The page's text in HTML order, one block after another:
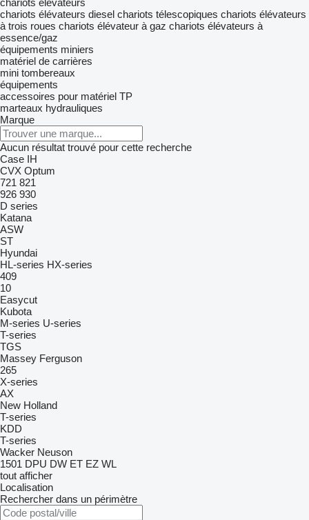
chariots élévateurs
chariots élévateurs diesel chariots télescopiques chariots élévateurs
à trois roues chariots élévateur à gaz chariots élévateurs à
essence/gaz
équipements miniers
matériel de carrières
mini tombereaux
équipements
accessoires pour matériel TP
marteaux hydrauliques
Marque
Aucun résultat trouvé pour cette recherche
Case IH
CVX Optum
721 821
926 930
D series
Katana
ASW
ST
Hyundai
HL-series HX-series
409
10
Easycut
Kubota
M-series U-series
T-series
TGS
Massey Ferguson
265
X-series
AX
New Holland
T-series
KDD
T-series
Wacker Neuson
1501 DPU DW ET EZ WL
tout afficher
Localisation
Rechercher dans un périmètre